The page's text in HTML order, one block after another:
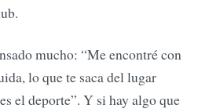
mucho: “Me encontré con
lo que te saca del lugar
el deporte”. Y si hay algo que